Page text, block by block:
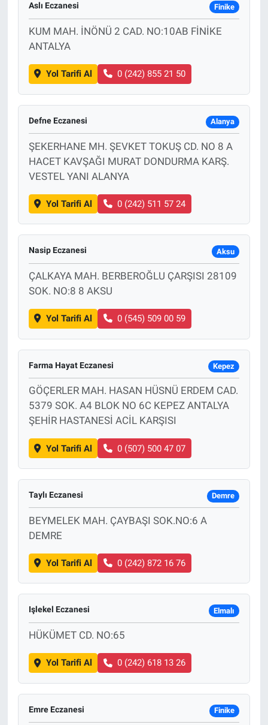
Aslı Eczanesi Finike
KUM MAH. İNÖNÜ 2 CAD. NO:10AB FİNİKE
ANTALYA
Yol Tarifi Al 0 (242) 855 21 50
Defne Eczanesi Alanya
ŞEKERHANE MH. ŞEVKET TOKUŞ CD. NO 8 A
HACET KAVŞAĞI MURAT DONDURMA KARŞ.
VESTEL YANI ALANYA
Yol Tarifi Al 0 (242) 511 57 24
Nasip Eczanesi Aksu
ÇALKAYA MAH. BERBEROĞLU ÇARŞISI 28109
SOK. NO:8 8 AKSU
Yol Tarifi Al 0 (545) 509 00 59
Farma Hayat Eczanesi Kepez
GÖÇERLER MAH. HASAN HÜSNÜ ERDEM CAD.
5379 SOK. A4 BLOK NO 6C KEPEZ ANTALYA
ŞEHİR HASTANESİ ACİL KARŞISI
Yol Tarifi Al 0 (507) 500 47 07
Taylı Eczanesi Demre
BEYMELEK MAH. ÇAYBAŞI SOK.NO:6 A
DEMRE
Yol Tarifi Al 0 (242) 872 16 76
Işlekel Eczanesi Elmalı
HÜKÜMET CD. NO:65
Yol Tarifi Al 0 (242) 618 13 26
Emre Eczanesi Finike